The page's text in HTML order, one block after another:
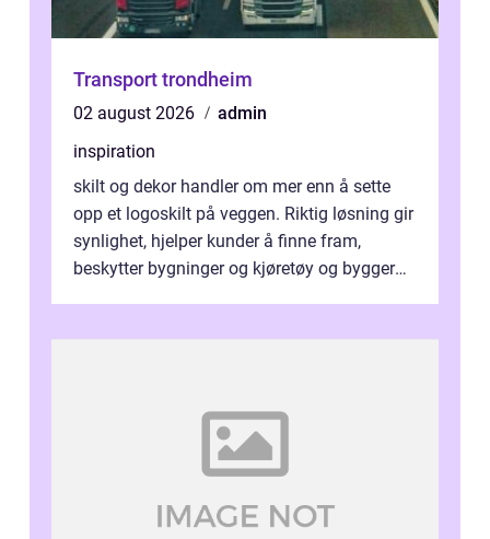
Transport trondheim
02 august 2026
admin
inspiration
skilt og dekor handler om mer enn å sette
opp et logoskilt på veggen. Riktig løsning gir
synlighet, hjelper kunder å finne fram,
beskytter bygninger og kjøretøy og bygger